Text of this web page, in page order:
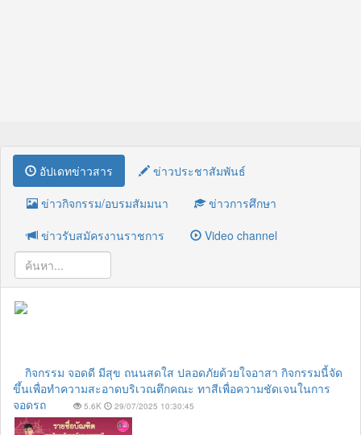
อัปเดทข่าวสาร
ข่าวประชาสัมพันธ์
ข่าวกิจกรรม/อบรมสัมมนา
ข่าวการศึกษา
ข่าวรับสมัครงานราชการ
Video channel
กิจกรรม จอดดี มีสุข ถนนสดใส ปลอดภัยด้วยใจอาสา กิจกรรมนี้จัด
ขึ้นเพื่อทำความสะอาดบริเวณตึกคณะ ทาสีเพื่อความชัดเจนในการ
จอดรถ
5.6K 29/07/2025 10:30:45